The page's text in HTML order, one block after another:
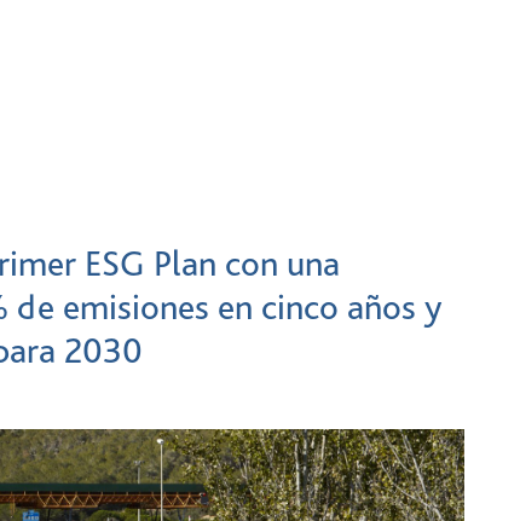
ESG Plan con una
emisiones en cinco años y
2030